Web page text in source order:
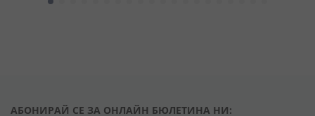
АБОНИРАЙ СЕ ЗА ОНЛАЙН БЮЛЕТИНА НИ: